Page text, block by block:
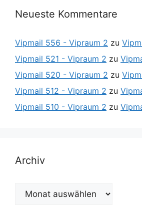
Neueste Kommentare
Vipmail 556 - Vipraum 2 zu
Vipmail 521 - Vipraum 2 zu
Vipmail 520 - Vipraum 2 zu
Vipmail 512 - Vipraum 2 zu
Vipmail 510 - Vipraum 2 zu
Archiv
Archiv